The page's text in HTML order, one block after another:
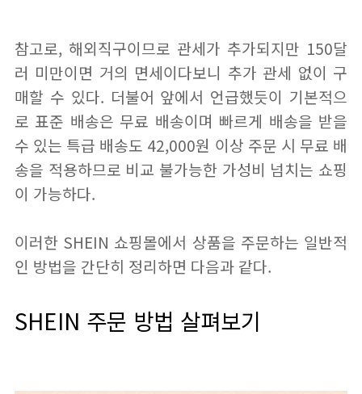
참고로, 해외직구이므로 관세가 추가되지만 150달
러 미만이면 거의 면세이다보니 추가 관세 없이 구
매할 수 있다. 더불어 앞에서 언급했듯이 기본적으
로 표준 배송은 무료 배송이며 빠르게 배송을 받을
수 있는 특급 배송도 42,000원 이상 주문 시 무료 배
송을 적용하므로 비교 불가능한 가성비 넘치는 쇼핑
이 가능하다.
이러한 SHEIN 쇼핑몰에서 상품을 주문하는 일반적
인 방법을 간단히 정리하면 다음과 같다.
SHEIN 주문 방법 살펴보기